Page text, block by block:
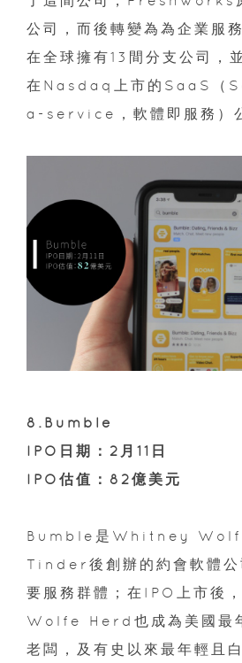
公司，而後轉變為為企業服
在全球擁有13間分支公司，
在Nasdaq上市的SaaS
a-service，軟體即服務）
8.Bumble
IPO日期：2月11日
IPO估值：82億美元
Bumble是Whitney
Tinder後創辦的約會軟體公
要服務群體；在IPO上市後
Wolfe Herd也成為美國最
老闆，及有史以來最年輕且